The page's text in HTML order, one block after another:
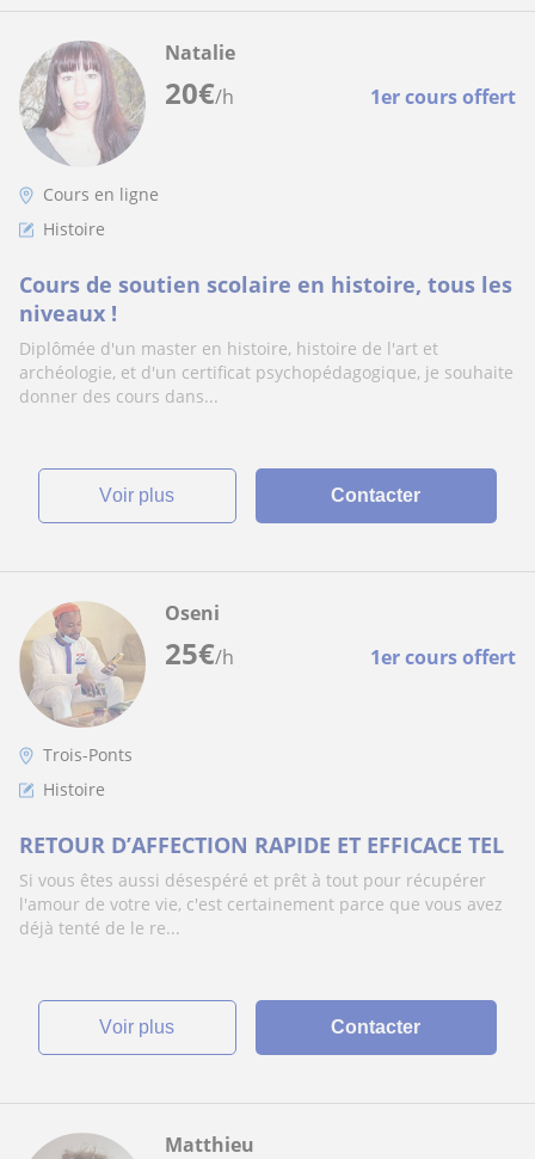
20€/h 1er cours offert
Natalie
Cours en ligne
Histoire
Cours de soutien scolaire en histoire, tous les
niveaux !
Diplômée d'un master en histoire, histoire de l'art et
archéologie, et d'un certificat psychopédagogique, je souhaite
donner des cours dans...
voir plus Contacter
25€/h 1er cours offert
Oseni
Trois-Ponts
Histoire
RETOUR D’AFFECTION RAPIDE ET EFFICACE TEL
Si vous êtes aussi désespéré et prêt à tout pour récupérer
l'amour de votre vie, c'est certainement parce que vous avez
déjà tenté de le re...
voir plus Contacter
Matthieu